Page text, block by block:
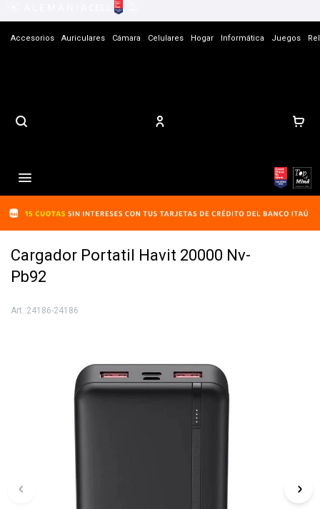
Accesorios Auriculares Cámara Celulares Hogar Informática Juegos

Cargador Portatil Havit 20000 Nv-
Pb92
24186-24186